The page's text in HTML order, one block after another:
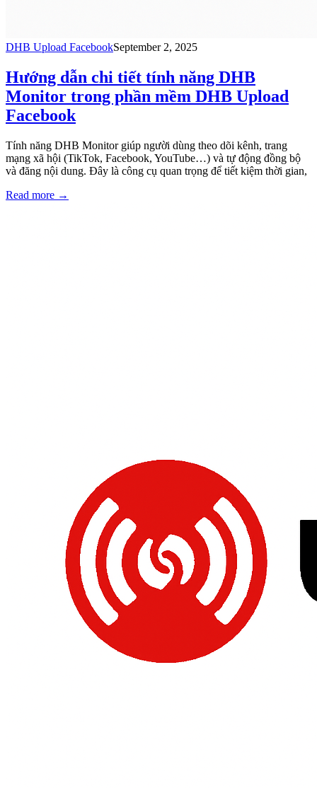
DHB Upload FacebookSeptember 2, 2025
Hướng dẫn chi tiết tính năng DHB
Monitor trong phần mềm DHB Upload
Facebook
Tính năng DHB Monitor giúp người dùng theo dõi kênh, trang
mạng xã hội (TikTok, Facebook, YouTube…) và tự động đồng bộ
và đăng nội dung. Đây là công cụ quan trọng để tiết kiệm thời gian,
Read more →